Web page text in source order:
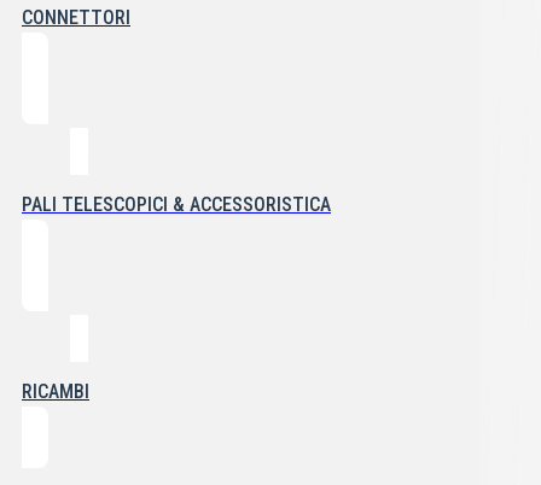
CONNETTORI
PALI TELESCOPICI & ACCESSORISTICA
RICAMBI